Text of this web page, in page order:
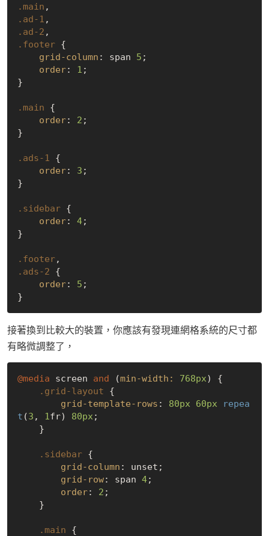
.main
.ad-1
.ad-2
.footer {
grid-column : span 5 ;
order: 1 ;
}
.main {
order: 2 ;
}
.ads-1 {
order: 3 ;
}
.sidebar {
order: 4;
}
.footer
.ads-2 {
order: 5 ;
接著換到比較大的裝置，你應該有發現連網格系統的尺寸都
有略微調整了，
@media screen and (min-width: 768px) {
.grid-layout {
grid-template-rows : 80px 60px
repea
t (3 , 1fr) 80px ;
.sidebar {
grid-column : unset;
grid-row: span 4;
order: 2 ;
.main {